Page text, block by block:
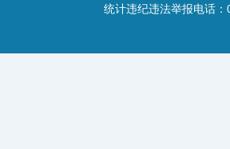
统计违纪违法举报电